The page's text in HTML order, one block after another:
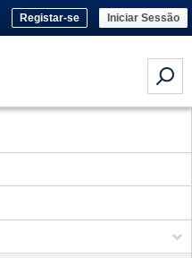
Registar-se Iniciar Sessão